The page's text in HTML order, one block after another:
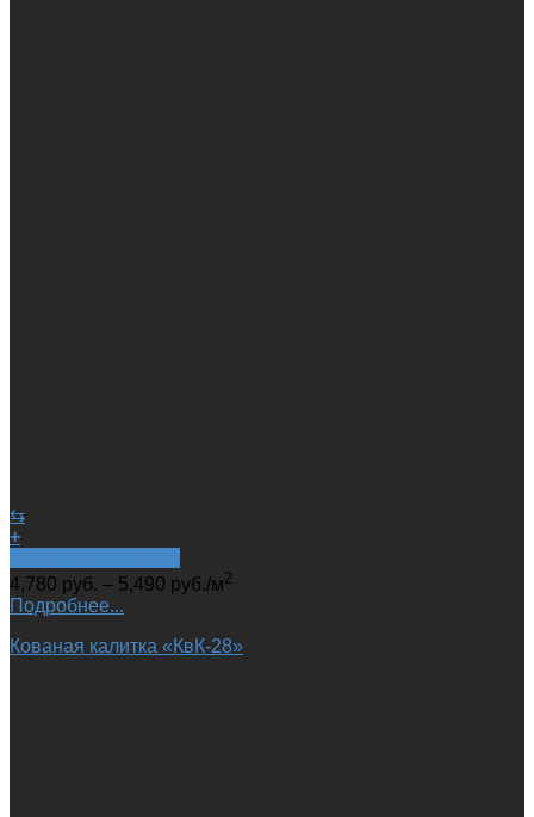
⇆
+
4,780 руб. – 5,490 руб./м2
Подробнее...
Кованая калитка «КвК-28»